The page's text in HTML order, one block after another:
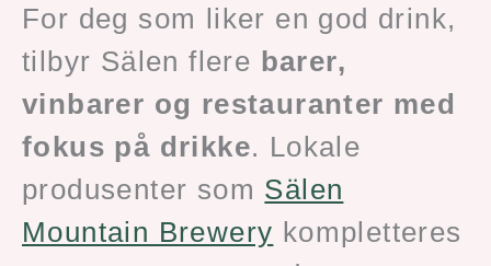
For deg som liker en god drink,
tilbyr Sälen flere barer,
vinbarer og restauranter med
fokus på drikke. Lokale
produsenter som Sälen
Mountain Brewery kompletteres